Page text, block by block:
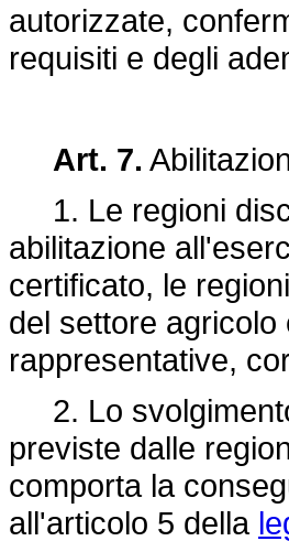
autorizzate,
requisiti e degli
Art. 7.
1. Le regioni
abilitazione
certificato, le
del settore
rappresentative,
2. Lo
previste dalle
comporta la
all'articolo 5 della